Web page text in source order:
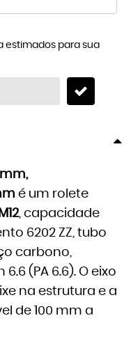
estimados para sua
mm,
é um rolete
, capacidade
6202 ZZ, tubo
carbono,
(PA 6.6). O eixo
na estrutura e a
de 100 mm a